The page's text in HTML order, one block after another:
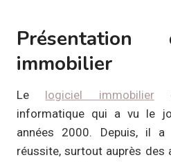
immobilier
Le logiciel immobilier
informatique qui a vu le
années 2000. Depuis, il a
réussite, surtout auprès des